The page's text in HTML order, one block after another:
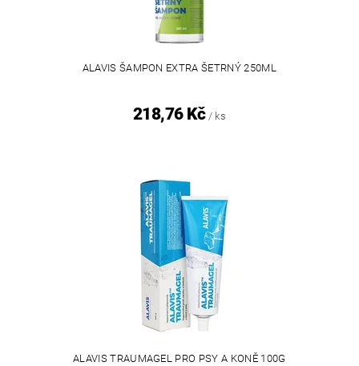
ALAVIS ŠAMPON EXTRA ŠETRNÝ 250ML
218,76 Kč / ks
ALAVIS TRAUMAGEL PRO PSY A KONĚ 100G